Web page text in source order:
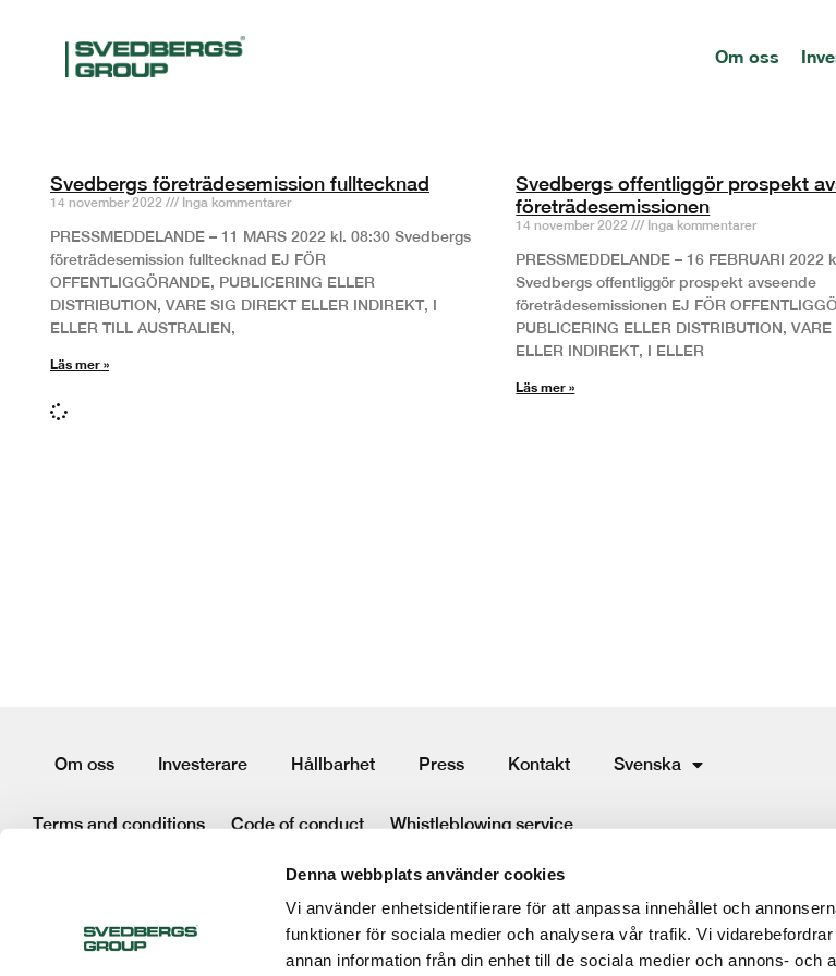
Denna webbplats använder cookies
Vi använder enhetsidentifierare för att anpassa innehållet och
funktioner för sociala medier och analysera vår trafik. Vi
annan information från din enhet till de sociala medier och annons- och
Om oss
Svedbergs företrädesemission fulltecknad
14 november 2022 Inga kommentarer
PRESSMEDDELANDE – 11 MARS 2022 kl. 08:30 Svedbergs
företrädesemission fulltecknad EJ FÖR
OFFENTLIGGÖRANDE, PUBLICERING ELLER
DISTRIBUTION, VARE SIG DIREKT ELLER INDIREKT, I
ELLER TILL AUSTRALIEN,
Läs mer »
Svedbergs offentliggör prospekt
företrädesemissionen
14 november 2022 Inga kommentarer
PRESSMEDDELANDE – 16 FEBRUARI 2022
Svedbergs offentliggör prospekt avseende
företrädesemissionen EJ FÖR
PUBLICERING ELLER DISTRIBUTION,
ELLER INDIREKT, I ELLER
Läs mer »
Om oss Investerare Hållbarhet Press Kontakt Svenska
Terms and conditions Code of conduct Whistleblowing service